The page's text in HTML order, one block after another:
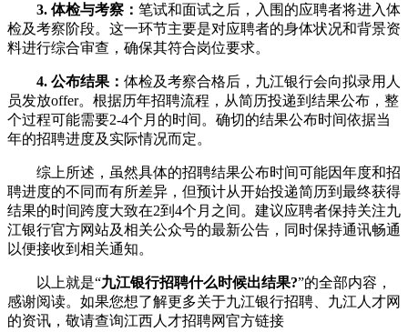
3. 体检与考察： 笔试和面试之后，入围的应聘者将进入体
检及考察阶段。这一环节主要是对应聘者的身体状况和背景资
料进行综合审查，确保其符合岗位要求。
4. 公布结果： 体检及考察合格后，九江银行会向拟录用人
员发放offer。根据历年招聘流程，从简历投递到结果公布，整
个过程可能需要2-4个月的时间。确切的结果公布时间依据当
年的招聘进度及实际情况而定。
综上所述，虽然具体的招聘结果公布时间可能因年度和招
聘进度的不同而有所差异，但预计从开始投递简历到最终获得
结果的时间跨度大致在2到4个月之间。建议应聘者保持关注九
江银行官方网站及相关公众号的最新公告，同时保持通讯畅通
以便接收到相关通知。
以上就是“九江银行招聘什么时候出结果?”的全部内容，
感谢阅读。如果您想了解更多关于九江银行招聘、九江人才网
的资讯，敬请查询江西人才招聘网官方链接